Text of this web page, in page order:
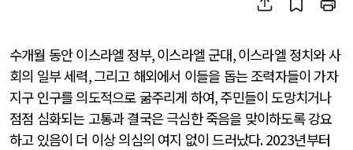
수개월 동안 이스라엘 정부,이스라엘 군대,이스라엘 정치와 사
회의 일부 세력,그리고 해외에서 이들을 돕는 조력자들이 가자
지구 인구를 의도적으로 굶주리게 하여,주민들이 도망치거나
점점 심화되는 고통과 결국은 극심한 죽음을 맞이하도록 강요
하고 있음이 더 이상 의심의 여지 없이 드러났다. 2023년부터